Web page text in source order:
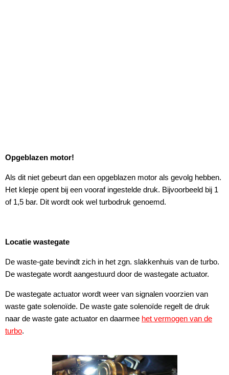
Opgeblazen motor!
Als dit niet gebeurt dan een opgeblazen motor als gevolg hebben.
Het klepje opent bij een vooraf ingestelde druk. Bijvoorbeeld bij 1
of 1,5 bar. Dit wordt ook wel turbodruk genoemd.
Locatie wastegate
De waste-gate bevindt zich in het zgn. slakkenhuis van de turbo.
De wastegate wordt aangestuurd door de wastegate actuator.
De wastegate actuator wordt weer van signalen voorzien van
waste gate solenoïde. De waste gate solenoïde regelt de druk
naar de waste gate actuator en daarmee het vermogen van de
turbo.